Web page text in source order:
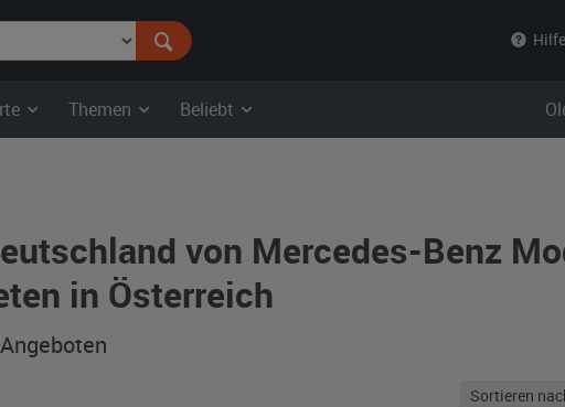
Hilfe
Themen Beliebt
von Mercedes-Benz
in Österreich
Angeboten